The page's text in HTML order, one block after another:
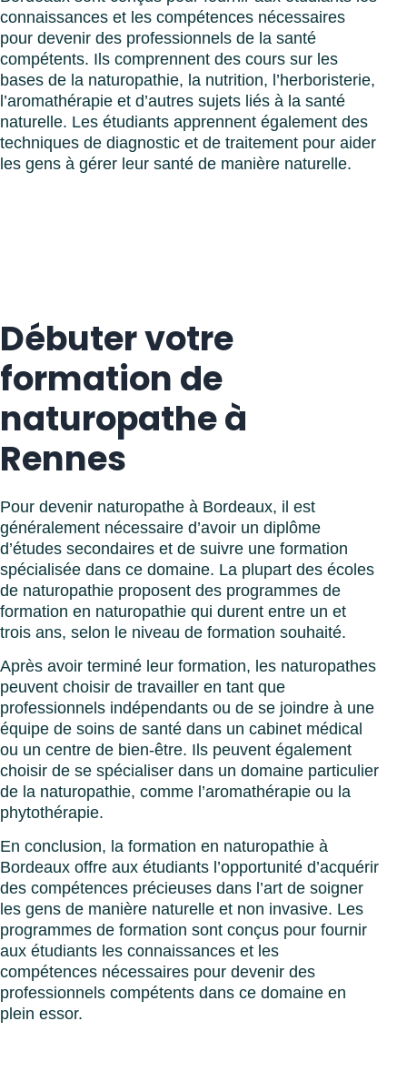
connaissances et les compétences nécessaires
pour devenir des professionnels de la santé
compétents. Ils comprennent des cours sur les
bases de la naturopathie, la nutrition, l’herboristerie,
l’aromathérapie et d’autres sujets liés à la santé
naturelle. Les étudiants apprennent également des
techniques de diagnostic et de traitement pour aider
les gens à gérer leur santé de manière naturelle.
Débuter votre
formation de
naturopathe à
Rennes
Pour devenir naturopathe à Bordeaux, il est
généralement nécessaire d’avoir un diplôme
d’études secondaires et de suivre une formation
spécialisée dans ce domaine. La plupart des écoles
de naturopathie proposent des programmes de
formation en naturopathie qui durent entre un et
trois ans, selon le niveau de formation souhaité.
Après avoir terminé leur formation, les naturopathes
peuvent choisir de travailler en tant que
professionnels indépendants ou de se joindre à une
équipe de soins de santé dans un cabinet médical
ou un centre de bien-être. Ils peuvent également
choisir de se spécialiser dans un domaine particulier
de la naturopathie, comme l’aromathérapie ou la
phytothérapie.
En conclusion, la formation en naturopathie à
Bordeaux offre aux étudiants l’opportunité d’acquérir
des compétences précieuses dans l’art de soigner
les gens de manière naturelle et non invasive. Les
programmes de formation sont conçus pour fournir
aux étudiants les connaissances et les
compétences nécessaires pour devenir des
professionnels compétents dans ce domaine en
plein essor.